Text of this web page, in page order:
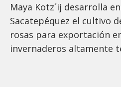
Maya Kotz´ij desarrolla en
Sacatepéquez el cultivo
rosas para exportación
invernaderos altamente